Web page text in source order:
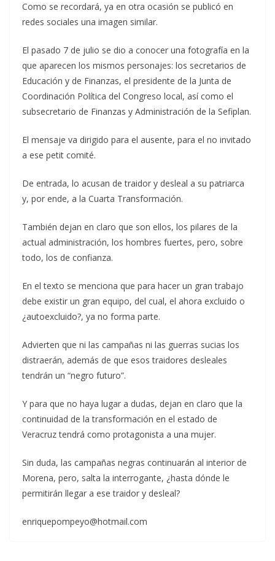
Como se recordará, ya en otra ocasión se publicó en
redes sociales una imagen similar.
El pasado 7 de julio se dio a conocer una fotografía en la
que aparecen los mismos personajes: los secretarios de
Educación y de Finanzas, el presidente de la Junta de
Coordinación Política del Congreso local, así como el
subsecretario de Finanzas y Administración de la Sefiplan.
El mensaje va dirigido para el ausente, para el no invitado
a ese petit comité.
De entrada, lo acusan de traidor y desleal a su patriarca
y, por ende, a la Cuarta Transformación.
También dejan en claro que son ellos, los pilares de la
actual administración, los hombres fuertes, pero, sobre
todo, los de confianza.
En el texto se menciona que para hacer un gran trabajo
debe existir un gran equipo, del cual, el ahora excluido o
¿autoexcluido?, ya no forma parte.
Advierten que ni las campañas ni las guerras sucias los
distraerán, además de que esos traidores desleales
tendrán un “negro futuro”.
Y para que no haya lugar a dudas, dejan en claro que la
continuidad de la transformación en el estado de
Veracruz tendrá como protagonista a una mujer.
Sin duda, las campañas negras continuarán al interior de
Morena, pero, salta la interrogante, ¿hasta dónde le
permitirán llegar a ese traidor y desleal?
enriquepompeyo@hotmail.com